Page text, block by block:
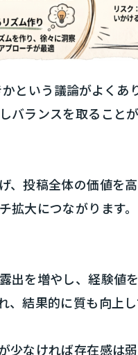
いう議論がよくあり
ランスを取ることが
、投稿全体の価値を
大につながります。
出を増やし、経験値
結果的に質も向上し
少なければ存在感は